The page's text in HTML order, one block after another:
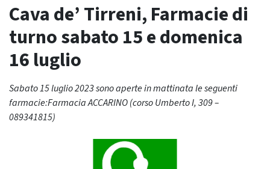
Cava de’ Tirreni, Farmacie di
turno sabato 15 e domenica
16 luglio
Sabato 15 luglio 2023 sono aperte in mattinata le seguenti
farmacie:Farmacia ACCARINO (corso Umberto I, 309 –
089341815)